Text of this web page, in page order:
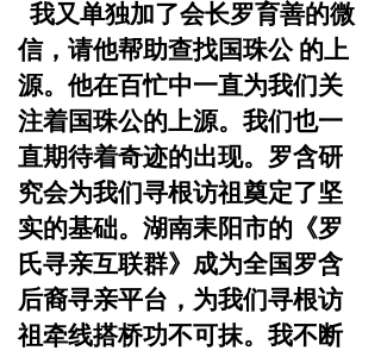
我又单独加了会长罗育善的微
信，请他帮助查找国珠公 的上
源。他在百忙中一直为我们关
注着国珠公的上源。我们也一
直期待着奇迹的出现。 罗含研
究会为我们寻根访祖奠定了坚
实的基础。湖南耒阳市的《罗
氏寻亲互联群》成为全国罗含
后裔寻亲平台，为我们寻根访
祖牵线搭桥功不可抹。我不断